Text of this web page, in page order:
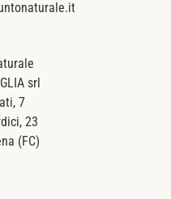
srl
7
23
(FC)